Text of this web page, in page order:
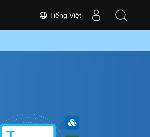
Tiếng Việt